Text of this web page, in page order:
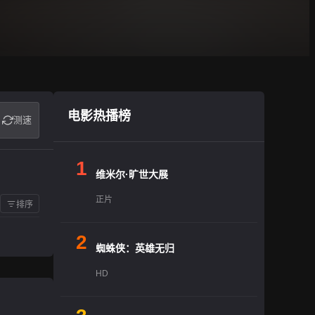
测速
排序
电影热播榜
1 维米尔·旷世大展
正片
2 蜘蛛侠：英雄无归
HD